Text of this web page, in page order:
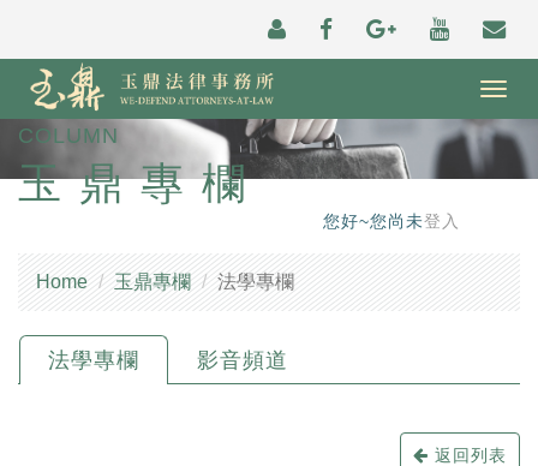
COLUMN
玉鼎專欄
您好~您尚未登入
Home 玉鼎專欄 法學專欄
法學專欄 影音頻道
返回列表